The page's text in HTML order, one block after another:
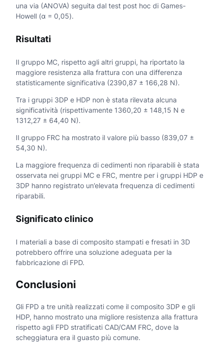
una via (ANOVA) seguita dal test post hoc di Games-
Howell (α = 0,05).
Risultati
Il gruppo MC, rispetto agli altri gruppi, ha riportato la
maggiore resistenza alla frattura con una differenza
statisticamente significativa (2390,87 ± 166,28 N).
Tra i gruppi 3DP e HDP non è stata rilevata alcuna
significatività (rispettivamente 1360,20 ± 148,15 N e
1312,27 ± 64,40 N).
Il gruppo FRC ha mostrato il valore più basso (839,07 ±
54,30 N).
La maggiore frequenza di cedimenti non riparabili è stata
osservata nei gruppi MC e FRC, mentre per i gruppi HDP e
3DP hanno registrato un’elevata frequenza di cedimenti
riparabili.
Significato clinico
I materiali a base di composito stampati e fresati in 3D
potrebbero offrire una soluzione adeguata per la
fabbricazione di FPD.
Conclusioni
Gli FPD a tre unità realizzati come il composito 3DP e gli
HDP, hanno mostrato una migliore resistenza alla frattura
rispetto agli FPD stratificati CAD/CAM FRC, dove la
scheggiatura era il guasto più comune.